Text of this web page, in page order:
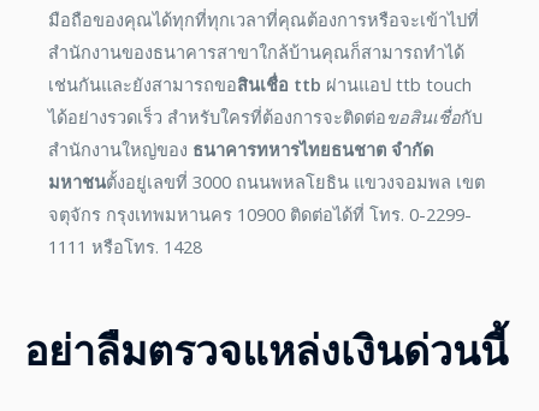
มือถือของคุณได้ทุกที่ทุกเวลาที่คุณต้องการหรือจะเข้าไปที่
สำนักงานของธนาคารสาขาใกล้บ้านคุณก็สามารถทำได้
เช่นกันและยังสามารถขอสินเชื่อ ttb ผ่านแอป ttb touch
ได้อย่างรวดเร็ว สำหรับใครที่ต้องการจะติดต่อขอสินเชื่อกับ
สำนักงานใหญ่ของ ธนาคารทหารไทยธนชาต จํากัด
มหาชนตั้งอยู่เลขที่ 3000 ถนนพหลโยธิน แขวงจอมพล เขต
จตุจักร กรุงเทพมหานคร 10900 ติดต่อได้ที่ โทร. 0-2299-
1111 หรือโทร. 1428
อย่าลืมตรวจแหล่งเงินด่วนนี้